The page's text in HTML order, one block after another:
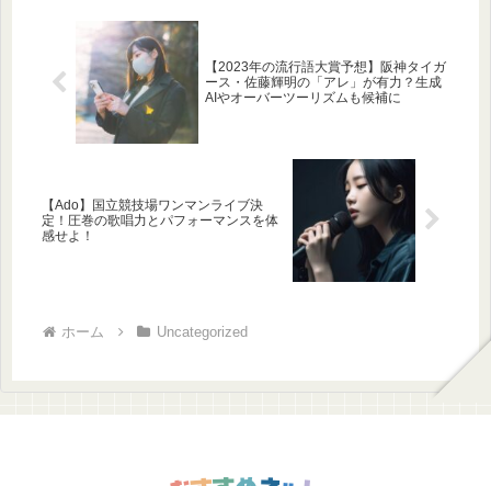
【2023年の流行語大賞予想】阪神タイガ
ース・佐藤輝明の「アレ」が有力？生成
AIやオーバーツーリズムも候補に
【Ado】国立競技場ワンマンライブ決
定！圧巻の歌唱力とパフォーマンスを体
感せよ！
ホーム Uncategorized